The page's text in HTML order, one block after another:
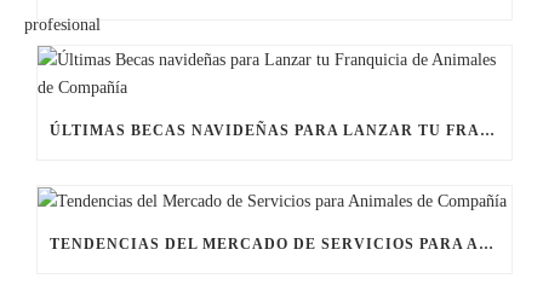
ÚLTIMAS BECAS NAVIDEÑAS PARA LANZAR TU FRANQUICIA DE ANIMALES DE COMPAÑÍA
TENDENCIAS DEL MERCADO DE SERVICIOS PARA ANIMALES DE COMPAÑÍA